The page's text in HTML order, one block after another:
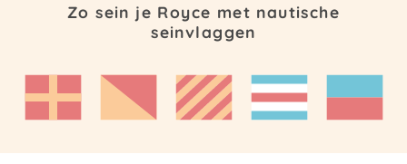
Zo sein je Royce met nautische
seinvlaggen